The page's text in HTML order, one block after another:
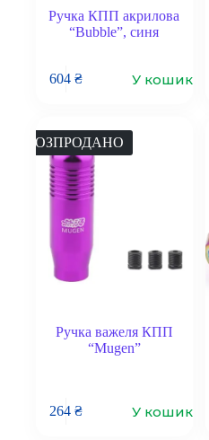
Ручка КПП акрилова
“Bubble”, синя
604₴ У кошик
РОЗПРОДАНО
Ручка важеля КПП
“Mugen”
264₴ У кошик